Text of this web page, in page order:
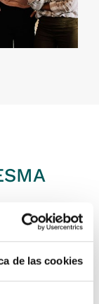
de las cookies